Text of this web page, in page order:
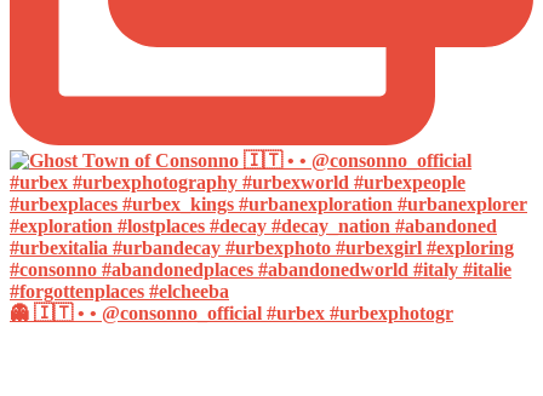
👻 🇮🇹 • • @consonno_official #urbex #urbexphotogr